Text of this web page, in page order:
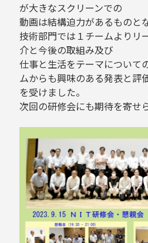
が大きなスクリーンでの
動画は結構迫力があるものと
技術部門では１チームよりリ
介と今後の取組み及び
仕事と生活をテーマについて
ムからも興味のある発表と評
を受けました。
次回の研修会にも期待を寄せ